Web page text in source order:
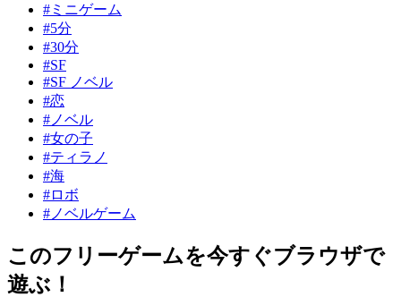
#ミニゲーム
#5分
#30分
#SF
#SF ノベル
#恋
#ノベル
#女の子
#ティラノ
#海
#ロボ
#ノベルゲーム
このフリーゲームを今すぐブラウザで
遊ぶ！